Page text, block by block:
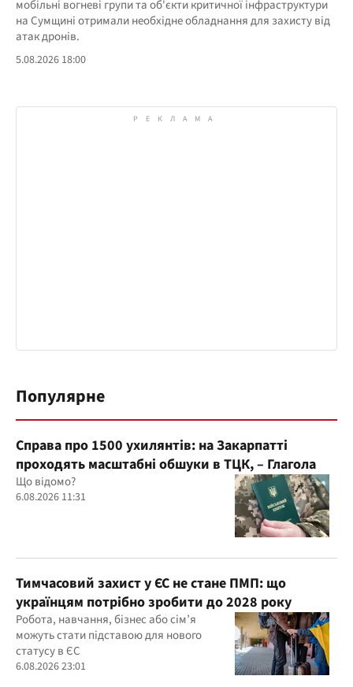
мобільні вогневі групи та об'єкти критичної інфраструктури
на Сумщині отримали необхідне обладнання для захисту від
атак дронів.
5.08.2026 18:00
Популярне
Справа про 1500 ухилянтів: на Закарпатті
проходять масштабні обшуки в ТЦК, – Глагола
Що відомо?
6.08.2026 11:31
Тимчасовий захист у ЄС не стане ПМП: що
українцям потрібно зробити до 2028 року
Робота, навчання, бізнес або сім’я
можуть стати підставою для нового
статусу в ЄС
6.08.2026 23:01